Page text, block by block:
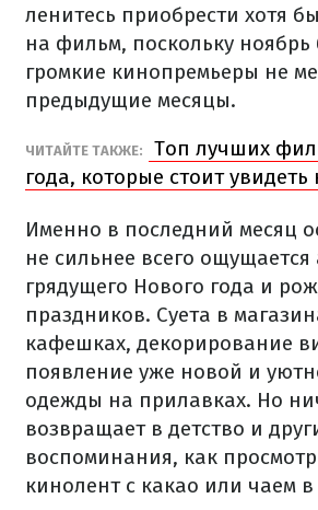
ленитесь приобрести хотя
на фильм, поскольку ноябрь
громкие кинопремьеры не
предыдущие месяцы.
ЧИТАЙТЕ ТАКЖЕ:
Топ лучших
года, которые стоит
Именно в последний месяц
не сильнее всего
грядущего Нового года и
праздников. Суета в
кафешках, декорирование
появление уже новой и
одежды на прилавках. Но
возвращает в детство и
воспоминания, как
кинолент с какао или чаем в